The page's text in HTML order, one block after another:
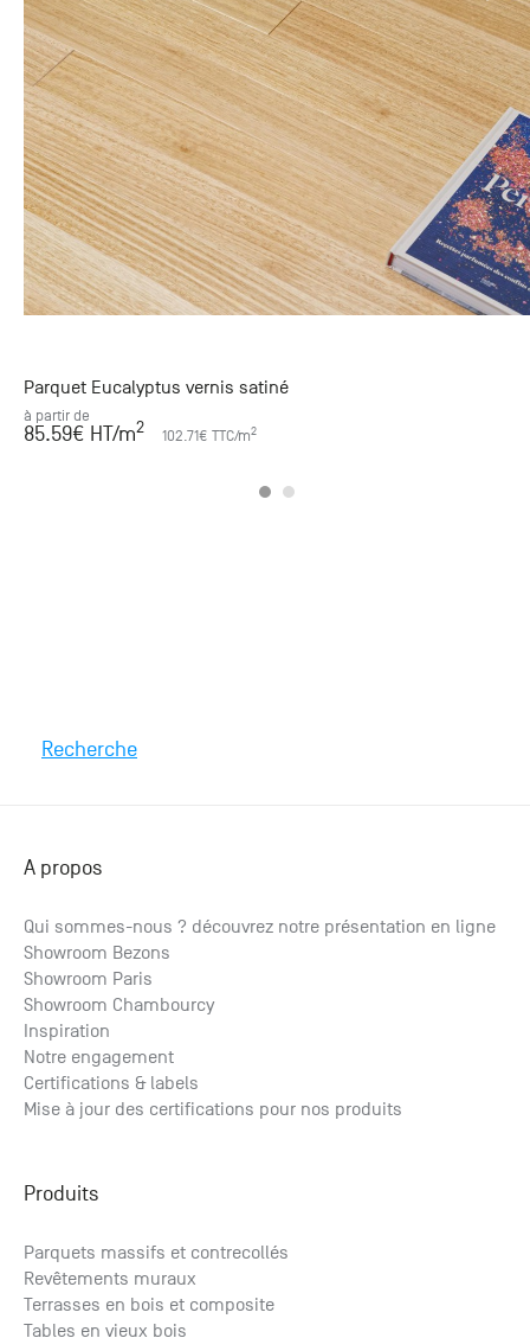
Parquet Eucalyptus vernis satiné
à partir de
85.59€ HT/m2 102.71€ TTC/m2
Parquet Eucalyptus huilé
85.59€ HT /m2 102.71€ TTC
Recherche
A propos
Qui sommes-nous ? découvrez notre présentation en ligne
Showroom Bezons
Showroom Paris
Showroom Chambourcy
Inspiration
Notre engagement
Certifications & labels
Mise à jour des certifications pour nos produits
Produits
Parquets massifs et contrecollés
Revêtements muraux
Terrasses en bois et composite
Tables en vieux bois